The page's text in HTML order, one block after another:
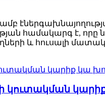
համակարգ է, որը
և հուսալի
կուտակման